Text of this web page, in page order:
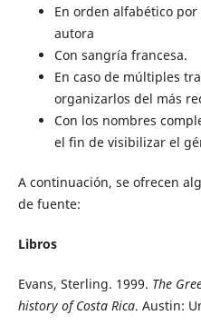
En orden alfabético
autora
Con sangría francesa.
En caso de múltiples
organizarlos del más
Con los nombres
el fin de visibilizar el
A continuación, se ofrecen
de fuente:
Libros
Evans, Sterling. 1999. The
history of Costa Rica. Austin: